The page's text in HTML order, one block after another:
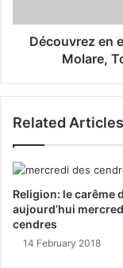
Découvrez en
Molare,
Related Articles
Religion: le carême
aujourd’hui
cendres
14 February 2018